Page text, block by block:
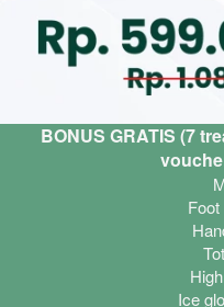
BONUS GRATIS (7
Ice